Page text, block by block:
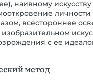
метод
ПС я также
исторический
за новым человеком и
обстановке:
здорового